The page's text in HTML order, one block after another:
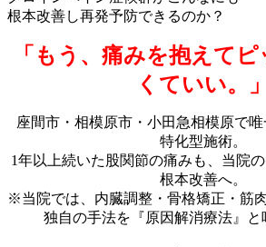
根本改善し再発予防できるのか？
「もう、痛みを抱えて
くていい。」
座間市・相模原市・小田急相模原で
特化型施術。
1年以上続いた股関節の痛みも、当院
根本改善へ。
※当院では、内臓調整・骨格矯正・筋
独自の手法を『原因解消療法』と